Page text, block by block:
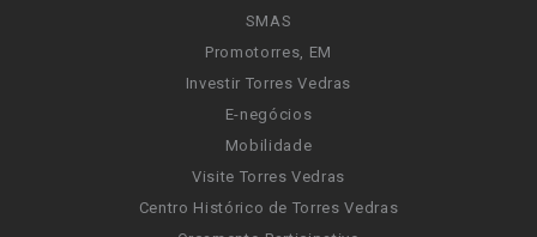
SMAS
Promotorres, EM
Investir Torres Vedras
E-negócios
Mobilidade
Visite Torres Vedras
Centro Histórico de Torres Vedras